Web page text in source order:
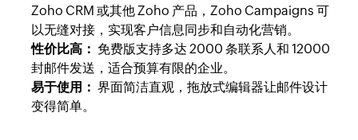
Zoho CRM 或其他 Zoho 产品，Zoho Campaigns 可
以无缝对接，实现客户信息同步和自动化营销。
性价比高： 免费版支持多达 2000 条联系人和 12000
封邮件发送，适合预算有限的企业。
易于使用： 界面简洁直观，拖放式编辑器让邮件设计
变得简单。